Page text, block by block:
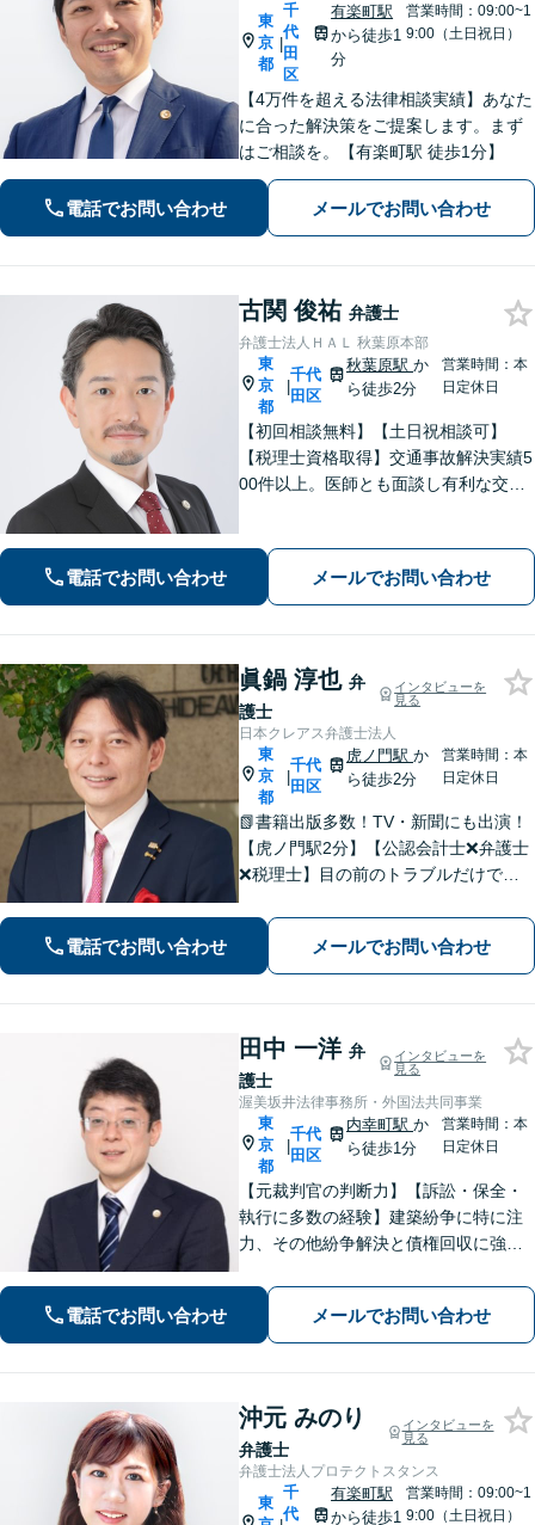
東
京
都
|
千
代
田
区
有楽町駅
から徒歩1
分
営業時間：09:00~1
9:00（土日祝日）
【4万件を超える法律相談実績】あなた
に合った解決策をご提案します。まず
はご相談を。【有楽町駅 徒歩1分】
電話でお問い合わせ メールでお問い合わせ
古関 俊祐 弁護士
弁護士法人ＨＡＬ 秋葉原本部
東
京
都
|
千代
田区
秋葉原駅か
ら徒歩2分
営業時間：本
日定休日
【初回相談無料】【土日祝相談可】
【税理士資格取得】交通事故解決実績5
00件以上。医師とも面談し有利な交渉
税金対策もお任せください。【夫婦カ
ウンセラー常駐】
電話でお問い合わせ メールでお問い合わせ
眞鍋 淳也 弁
護士
インタビューを
見る
日本クレアス弁護士法人
東
京
都
|
千代
田区
虎ノ門駅か
ら徒歩2分
営業時間：本
日定休日
📗書籍出版多数！TV・新聞にも出演！
【虎ノ門駅2分】【公認会計士❌弁護士
❌税理士】目の前のトラブルだけでな
な問題解決」を目指す法律事務所です
【電話相談可】
電話でお問い合わせ メールでお問い合わせ
田中 一洋 弁
護士
インタビューを
見る
渥美坂井法律事務所・外国法共同事業
東
京
都
|
千代
田区
内幸町駅か
ら徒歩1分
営業時間：本
日定休日
【元裁判官の判断力】【訴訟・保全・
執行に多数の経験】建築紛争に特に注
力、その他紛争解決と債権回収に強
争チームと連携し、複雑困難な事案、
渉外案件まで対応。迅速対応で、経営
を止めないワンストップの法的解決を
創造します。
電話でお問い合わせ メールでお問い合わせ
沖元 みのり
弁護士
インタビューを
見る
弁護士法人プロテクトスタンス
東
千
代
有楽町駅
から徒歩1
営業時間：09:00~1
9:00（土日祝日）